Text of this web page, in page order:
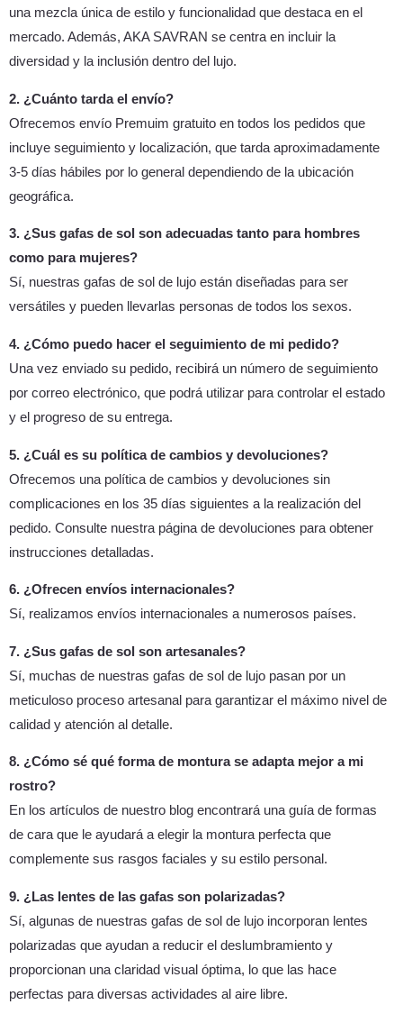
una mezcla única de estilo y funcionalidad que destaca en el
mercado. Además, AKA SAVRAN se centra en incluir la
diversidad y la inclusión dentro del lujo.
2. ¿Cuánto tarda el envío?
Ofrecemos envío Premuim gratuito en todos los pedidos que
incluye seguimiento y localización, que tarda aproximadamente
3-5 días hábiles por lo general dependiendo de la ubicación
geográfica.
3. ¿Sus gafas de sol son adecuadas tanto para hombres
como para mujeres?
Sí, nuestras gafas de sol de lujo están diseñadas para ser
versátiles y pueden llevarlas personas de todos los sexos.
4. ¿Cómo puedo hacer el seguimiento de mi pedido?
Una vez enviado su pedido, recibirá un número de seguimiento
por correo electrónico, que podrá utilizar para controlar el estado
y el progreso de su entrega.
5. ¿Cuál es su política de cambios y devoluciones?
Ofrecemos una política de cambios y devoluciones sin
complicaciones en los 35 días siguientes a la realización del
pedido. Consulte nuestra página de devoluciones para obtener
instrucciones detalladas.
6. ¿Ofrecen envíos internacionales?
Sí, realizamos envíos internacionales a numerosos países.
7. ¿Sus gafas de sol son artesanales?
Sí, muchas de nuestras gafas de sol de lujo pasan por un
meticuloso proceso artesanal para garantizar el máximo nivel de
calidad y atención al detalle.
8. ¿Cómo sé qué forma de montura se adapta mejor a mi
rostro?
En los artículos de nuestro blog encontrará una guía de formas
de cara que le ayudará a elegir la montura perfecta que
complemente sus rasgos faciales y su estilo personal.
9. ¿Las lentes de las gafas son polarizadas?
Sí, algunas de nuestras gafas de sol de lujo incorporan lentes
polarizadas que ayudan a reducir el deslumbramiento y
proporcionan una claridad visual óptima, lo que las hace
perfectas para diversas actividades al aire libre.